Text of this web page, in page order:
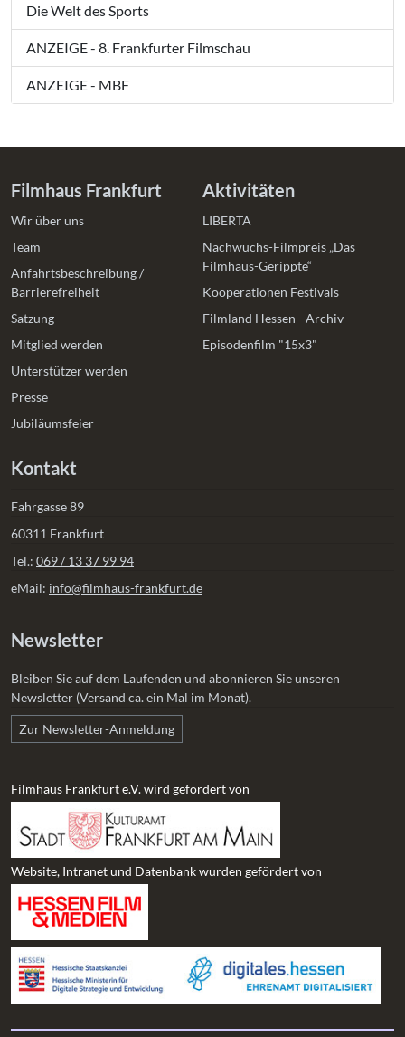
Die Welt des Sports
ANZEIGE - 8. Frankfurter Filmschau
ANZEIGE - MBF
Filmhaus Frankfurt
Wir über uns
Team
Anfahrtsbeschreibung /
Barrierefreiheit
Satzung
Mitglied werden
Unterstützer werden
Presse
Jubiläumsfeier
Aktivitäten
LIBERTA
Nachwuchs-Filmpreis „Das
Filmhaus-Gerippte“
Kooperationen Festivals
Filmland Hessen - Archiv
Episodenfilm "15x3"
Kontakt
Fahrgasse 89
60311 Frankfurt
Tel.: 069 / 13 37 99 94
eMail: info@filmhaus-frankfurt.de
Newsletter
Bleiben Sie auf dem Laufenden und abonnieren Sie unseren
Newsletter (Versand ca. ein Mal im Monat).
Zur Newsletter-Anmeldung
Filmhaus Frankfurt e.V. wird gefördert von
Website, Intranet und Datenbank wurden gefördert von